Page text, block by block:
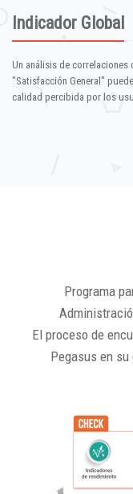
Indicador Global
Un análisis de
"Satisfacción General"
calidad percibida por los
Programa
El proceso de
Pegasus en